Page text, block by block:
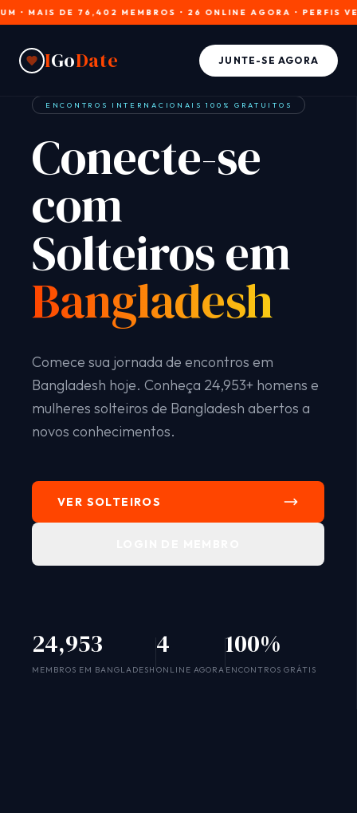
DE 76,402 MEMBROS • 26 ONLINE AGORA • PERFIS
IGoDate JUNTE-SE AGORA
ENCONTROS INTERNACIONAIS 100% GRATUITOS
Conecte-se
com
Solteiros em
Bangladesh
Comece sua jornada de encontros em
Bangladesh hoje. Conheça 24,953+ homens e
mulheres solteiros de Bangladesh abertos a
novos conhecimentos.
VER SOLTEIROS
24,953
MEMBROS EM BANGLADESH
4
ONLINE AGORA
100%
ENCONTROS GRÁTIS